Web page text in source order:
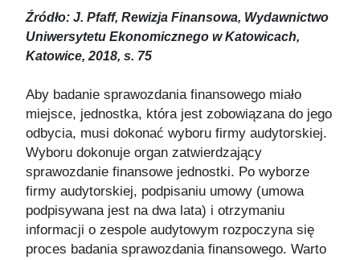
Źródło: J. Pfaff, Rewizja Finansowa, Wydawnictwo
Uniwersytetu Ekonomicznego w Katowicach,
Katowice, 2018, s. 75
Aby badanie sprawozdania finansowego miało
miejsce, jednostka, która jest zobowiązana do jego
odbycia, musi dokonać wyboru firmy audytorskiej.
Wyboru dokonuje organ zatwierdzający
sprawozdanie finansowe jednostki. Po wyborze
firmy audytorskiej, podpisaniu umowy (umowa
podpisywana jest na dwa lata) i otrzymaniu
informacji o zespole audytowym rozpoczyna się
proces badania sprawozdania finansowego. Warto